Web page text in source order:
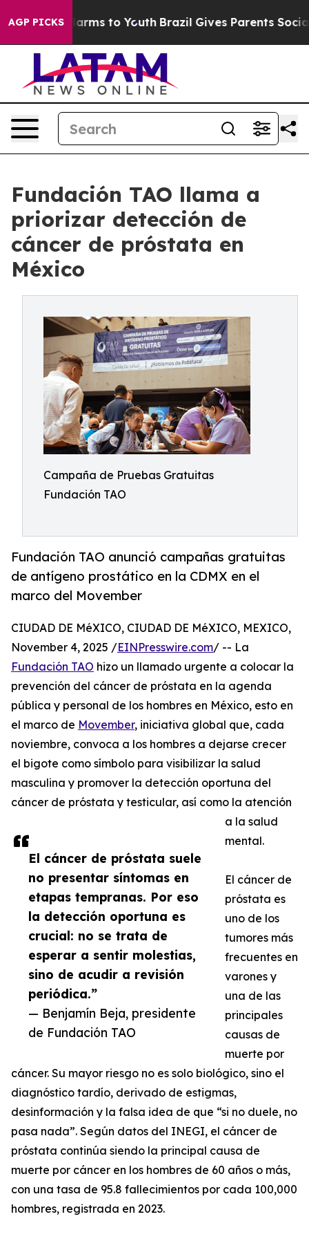
AGP PICKSHarms to Youth Brazil Gives Parents Social
Fundación TAO llama a
priorizar detección de
cáncer de próstata en
México
Campaña de Pruebas Gratuitas
Fundación TAO
Fundación TAO anunció campañas gratuitas
de antígeno prostático en la CDMX en el
marco del Movember
El cáncer de próstata suele
no presentar síntomas en
etapas tempranas. Por eso
la detección oportuna es
crucial: no se trata de
esperar a sentir molestias,
sino de acudir a revisión
periódica.”
— Benjamín Beja, presidente
de Fundación TAO
CIUDAD DE MéXICO, CIUDAD DE MéXICO, MEXICO,
November 4, 2025 /EINPresswire.com/ -- La
Fundación TAO hizo un llamado urgente a colocar la
prevención del cáncer de próstata en la agenda
pública y personal de los hombres en México, esto en
el marco de Movember, iniciativa global que, cada
noviembre, convoca a los hombres a dejarse crecer
el bigote como símbolo para visibilizar la salud
masculina y promover la detección oportuna del
cáncer de próstata y testicular, así como la atención
a la salud
mental.
El cáncer de
próstata es
uno de los
tumores más
frecuentes en
varones y
una de las
principales
causas de
muerte por
cáncer. Su mayor riesgo no es solo biológico, sino el
diagnóstico tardío, derivado de estigmas,
desinformación y la falsa idea de que “si no duele, no
pasa nada”. Según datos del INEGI, el cáncer de
próstata continúa siendo la principal causa de
muerte por cáncer en los hombres de 60 años o más,
con una tasa de 95.8 fallecimientos por cada 100,000
hombres, registrada en 2023.